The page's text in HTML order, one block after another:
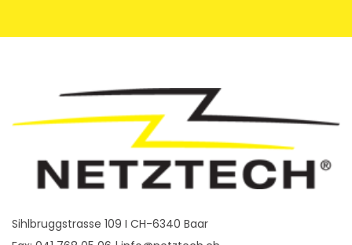
Sihlbruggstrasse 109 I CH-6340 Baar